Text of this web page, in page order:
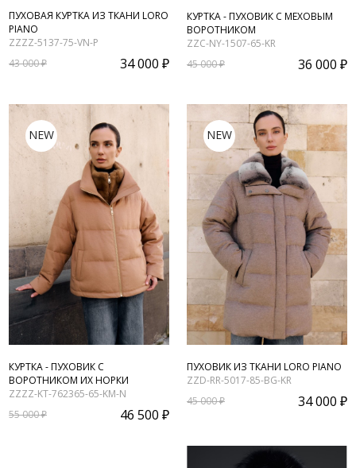
ПУХОВАЯ КУРТКА ИЗ ТКАНИ LORO
PIANO
ZZZZ-5137-75-VN-P
43 000 ₽
34 000 ₽
КУРТКА - ПУХОВИК С МЕХОВЫМ
ВОРОТНИКОМ
ZZC-NY-1507-65-KR
45 000 ₽
36 000 ₽
NEW
КУРТКА - ПУХОВИК С
ВОРОТНИКОМ ИХ НОРКИ
ZZZZ-KT-762365-65-KM-N
55 000 ₽
46 500 ₽
NEW
ПУХОВИК ИЗ ТКАНИ LORO PIANO
ZZD-RR-5017-85-BG-KR
45 000 ₽
34 000 ₽